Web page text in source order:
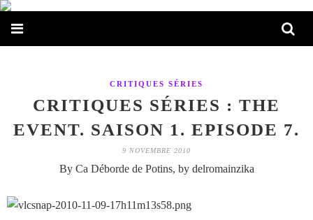
CRITIQUES SÉRIES
CRITIQUES SÉRIES : THE
EVENT. SAISON 1. EPISODE 7.
9 NOVEMBRE 2010
By Ca Déborde de Potins, by delromainzika